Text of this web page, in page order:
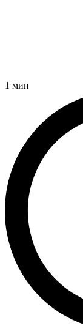
1 мин